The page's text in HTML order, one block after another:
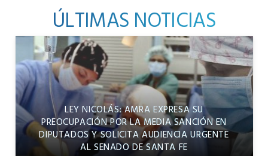
ÚLTIMAS NOTICIAS
LEY NICOLÁS: AMRA EXPRESA SU
PREOCUPACIÓN POR LA MEDIA SANCIÓN EN
DIPUTADOS Y SOLICITA AUDIENCIA URGENTE
AL SENADO DE SANTA FE